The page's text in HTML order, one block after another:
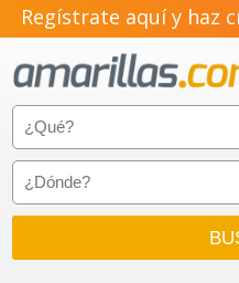
Regístrate aquí y haz